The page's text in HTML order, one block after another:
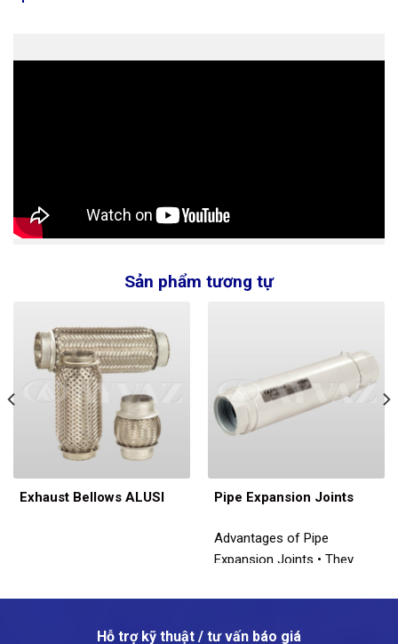
Sản phẩm tương tự
Exhaust Bellows ALUSI Pipe Expansion Joints
Advantages of Pipe
Expansion Joints • They
result of the line
Hỗ trợ kỹ thuật / tư vấn báo giá